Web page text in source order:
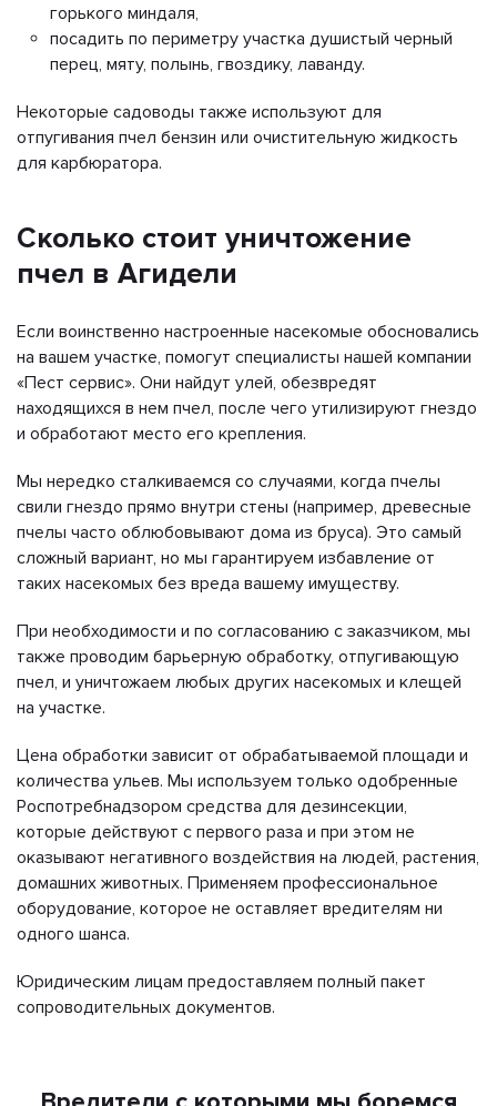
горького миндаля,
посадить по периметру участка душистый черный
перец, мяту, полынь, гвоздику, лаванду.
Некоторые садоводы также используют для
отпугивания пчел бензин или очистительную жидкость
для карбюратора.
Сколько стоит уничтожение
пчел в Агидели
Если воинственно настроенные насекомые обосновались
на вашем участке, помогут специалисты нашей компании
«Пест сервис». Они найдут улей, обезвредят
находящихся в нем пчел, после чего утилизируют гнездо
и обработают место его крепления.
Мы нередко сталкиваемся со случаями, когда пчелы
свили гнездо прямо внутри стены (например, древесные
пчелы часто облюбовывают дома из бруса). Это самый
сложный вариант, но мы гарантируем избавление от
таких насекомых без вреда вашему имуществу.
При необходимости и по согласованию с заказчиком, мы
также проводим барьерную обработку, отпугивающую
пчел, и уничтожаем любых других насекомых и клещей
на участке.
Цена обработки зависит от обрабатываемой площади и
количества ульев. Мы используем только одобренные
Роспотребнадзором средства для дезинсекции,
которые действуют с первого раза и при этом не
оказывают негативного воздействия на людей, растения,
домашних животных. Применяем профессиональное
оборудование, которое не оставляет вредителям ни
одного шанса.
Юридическим лицам предоставляем полный пакет
сопроводительных документов.